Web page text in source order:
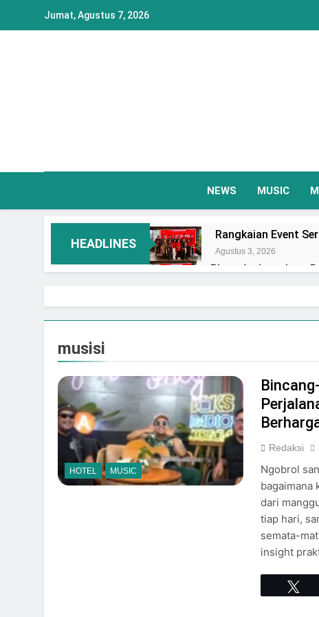
Jumat, Agustus 7, 2026
NEWS MUSIC
HEADLINES
Rangkaian Event
Agustus 3, 2026
Plaza Ambarrukmo
Rayakan HUT RI ke-
dengan Pesona
Juli 31, 2026
SCH Siap
Juli 31, 2026
RESMI DIGELAR,
JOGJA
Juli 31, 2026
Kemeriahan
Juli 31, 2026
musisi
HOTEL MUSIC
Redaksi
Ngobrol
bagaimana
dari
tiap hari,
semata-
insight